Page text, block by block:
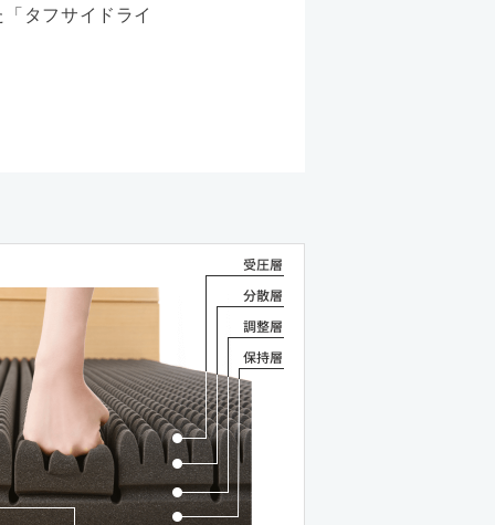
タフサイドライ